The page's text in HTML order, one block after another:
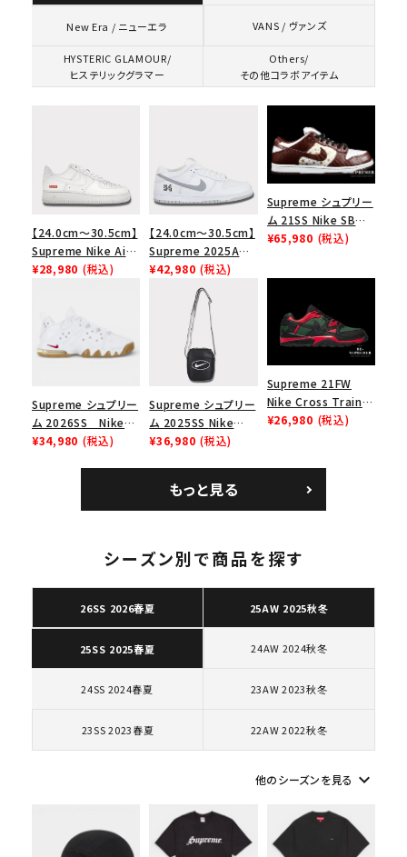
人気ワード 2026SS
Tシャツ・ロングスリーブ
キャップ・ハット
パーカー・クルーネック
ショルダー・ウエストバッグ
ボックスロゴ ブラックスウェット
カテゴリーから探す
コラボレーションブランドから探す
並び順
New Era / ニューエラ VANS / ヴァンズ
HYSTERIC GLAMOUR/
ヒステリックグラマー
Others/
その他コラボアイテム
【24.0cm～30.5cm】
Supreme Nike Air
Force 1 Low シュプ
ューズ ホワイト
¥28,980 (税込)
【24.0cm～30.5cm】
Supreme 2025AW
Nike SB Dunk Low
ナイキ SB ダンク ロ
ー スニーカー ホワイ
¥42,980 (税込)
Supreme シュプリー
ム 21SS Nike SB
Dunk Low ナイキSB
¥65,980 (税込)
Supreme シュプリー
ム 2026SS Nike
SB Air Max 2 CB 94
¥34,980 (税込)
Supreme シュプリー
ム 2025SS Nike
Leather Shoulder
ク 黒
¥36,980 (税込)
Supreme 21FW
Nike Cross Trainer
Low ナイキクロスト
¥26,980 (税込)
もっと見る
シーズン別で商品を探す
26SS 2026春夏 25AW 2025秋冬
25SS 2025春夏 24AW 2024秋冬
24SS 2024春夏 23AW 2023秋冬
23SS 2023春夏 22AW 2022秋冬
他のシーズンを見る keyboard_arrow_down